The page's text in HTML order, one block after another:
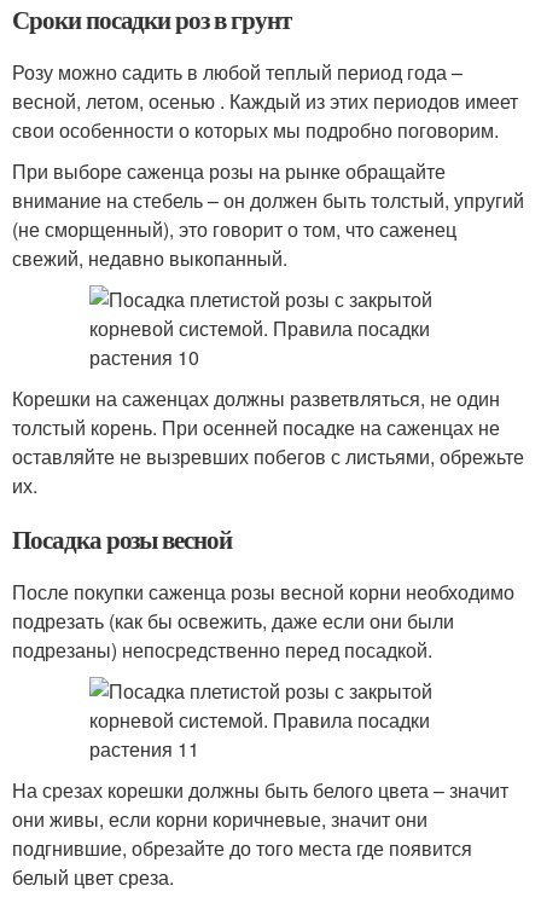
Сроки посадки роз в грунт
Розу можно садить в любой теплый период года –
весной, летом, осенью . Каждый из этих периодов имеет
свои особенности о которых мы подробно поговорим.
При выборе саженца розы на рынке обращайте
внимание на стебель – он должен быть толстый, упругий
(не сморщенный), это говорит о том, что саженец
свежий, недавно выкопанный.
Корешки на саженцах должны разветвляться, не один
толстый корень. При осенней посадке на саженцах не
оставляйте не вызревших побегов с листьями, обрежьте
их.
Посадка розы весной
После покупки саженца розы весной корни необходимо
подрезать (как бы освежить, даже если они были
подрезаны) непосредственно перед посадкой.
На срезах корешки должны быть белого цвета – значит
они живы, если корни коричневые, значит они
подгнившие, обрезайте до того места где появится
белый цвет среза.